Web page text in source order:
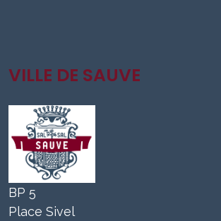
VILLE DE SAUVE
BP 5
Place Sivel